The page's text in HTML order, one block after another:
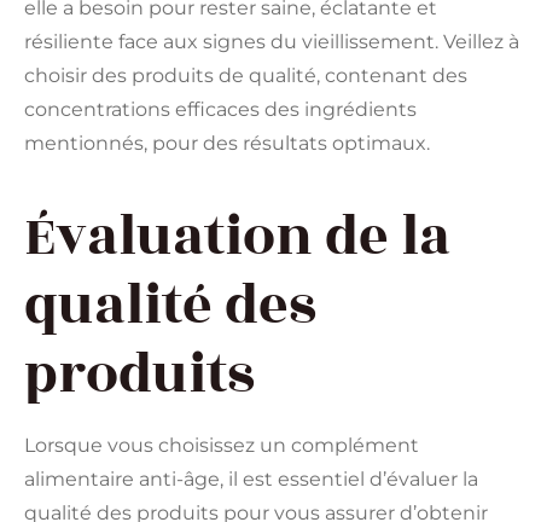
elle a besoin pour rester saine, éclatante et
résiliente face aux signes du vieillissement. Veillez à
choisir des produits de qualité, contenant des
concentrations efficaces des ingrédients
mentionnés, pour des résultats optimaux.
Évaluation de la
qualité des
produits
Lorsque vous choisissez un complément
alimentaire anti-âge, il est essentiel d’évaluer la
qualité des produits pour vous assurer d’obtenir